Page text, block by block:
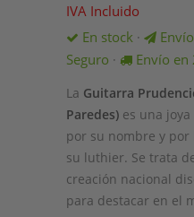
IVA Incluido
En stock ·
Seguro · Envío
La Guitarra
Paredes) es una
por su nombre y
su luthier. Se trata
creación nacional
para destacar en el